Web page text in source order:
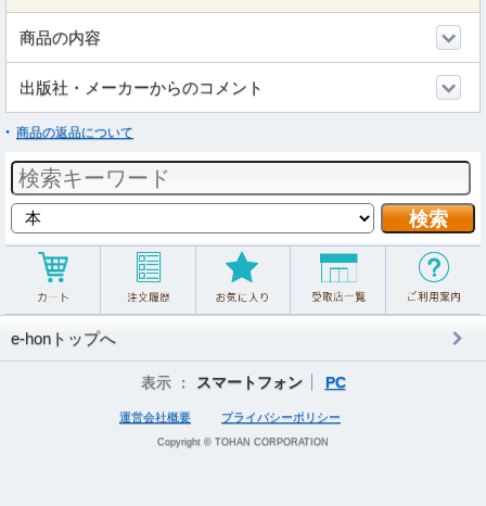
商品の内容
出版社・メーカーからのコメント
商品の返品について
e-honトップへ
表示 ： スマートフォン PC
運営会社概要 プライバシーポリシー
Copyright © TOHAN CORPORATION